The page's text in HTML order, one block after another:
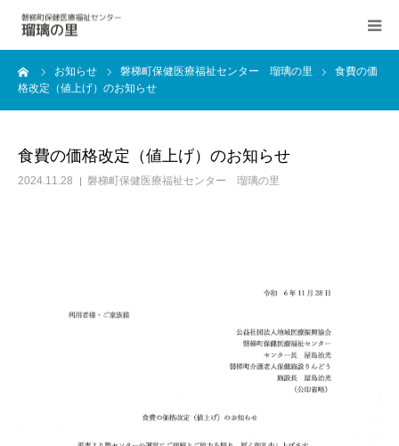
お知らせ 磐梯町保健医療福祉センター 瑠璃の里
食費の価
格改定（値上げ）のお知らせ
食費の価格改定（値上げ）のお知らせ
2024.11.28 磐梯町保健医療福祉センター 瑠璃の里
医療センター
デイサービスセンター